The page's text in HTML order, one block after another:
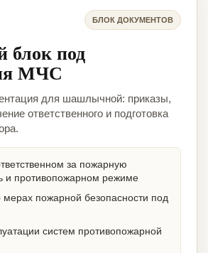
БЛОК ДОКУМЕНТОВ
под
МЧС
для шашлычной: приказы,
ответственного и подготовка
за пожарную
и противопожарном режиме
мерах пожарной безопасности под
систем противопожарной